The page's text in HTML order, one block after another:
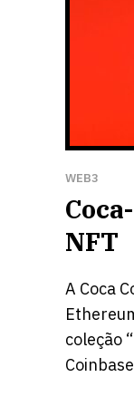
WEB3
NFT
A Coca
coleção